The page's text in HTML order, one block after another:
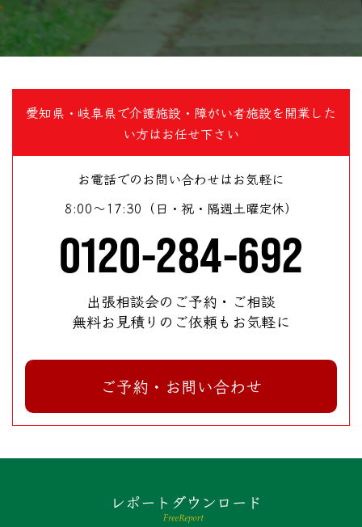
愛知県・岐阜県で介護施設・障がい者施設を開業した
い方はお任せ下さい
お電話でのお問い合わせはお気軽に
8:00～17:30（日・祝・隔週土曜定休）
0120-284-692
出張相談会のご予約・ご相談
無料お見積りのご依頼もお気軽に
ご予約・お問い合わせ